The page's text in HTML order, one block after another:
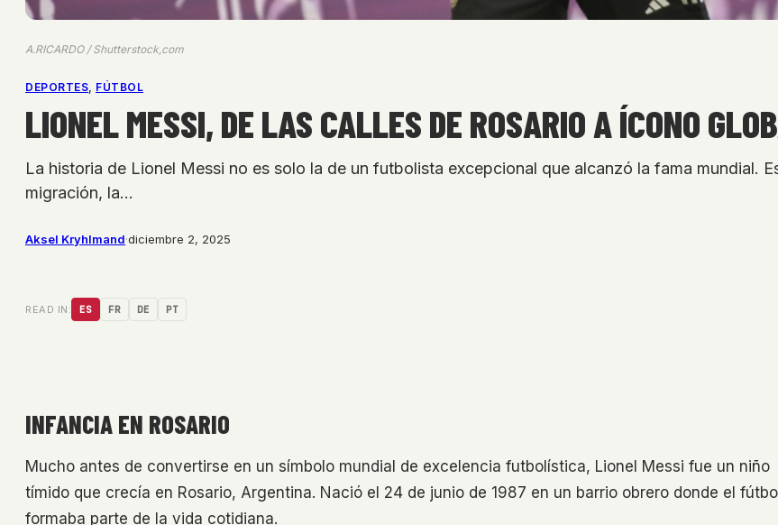
A.RICARDO / Shutterstock,com
DEPORTES, FÚTBOL
LIONEL MESSI, DE LAS CALLES DE ROSARIO A ÍCONO
La historia de Lionel Messi no es solo la de un futbolista excepcional que alcanzó la fama mundial.
migración, la…
Aksel Kryhlmand·diciembre 2, 2025
READ IN: ES FR DE PT
INFANCIA EN ROSARIO
Mucho antes de convertirse en un símbolo mundial de excelencia futbolística, Lionel Messi fue un niño
tímido que crecía en Rosario, Argentina. Nació el 24 de junio de 1987 en un barrio obrero donde el fútbol
formaba parte de la vida cotidiana.